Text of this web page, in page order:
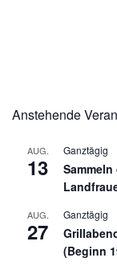
Anstehende
AUG.
13
Ganztägig
AUG.
27
Ganztägig
(Beginn